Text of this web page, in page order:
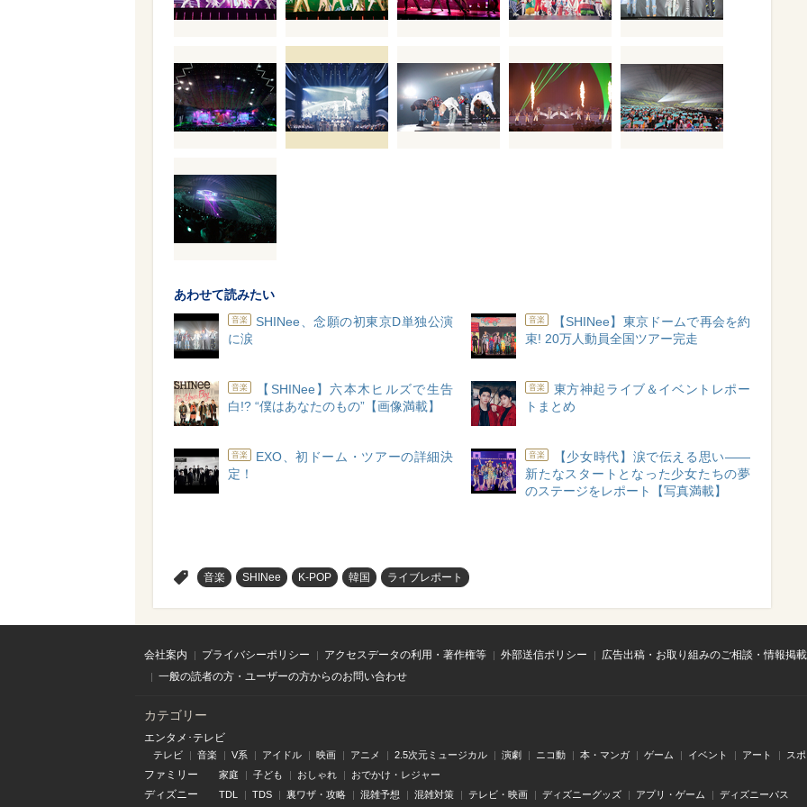
あわせて読みたい
音楽
SHINee、念願の初東京D単独公演
に涙
音楽
【SHINee】東京ドームで再会を約
束! 20万人動員全国ツアー完走
音楽
【SHINee】六本木ヒルズで生告
白!? “僕はあなたのもの”【画像満載】
音楽
東方神起ライブ＆イベントレポー
トまとめ
音楽
EXO、初ドーム・ツアーの詳細決
定！
音楽
【少女時代】涙で伝える思い――
新たなスタートとなった少女たちの夢
のステージをレポート【写真満載】
音楽 SHINee K-POP 韓国 ライブレポート
会社案内 プライバシーポリシー アクセスデータの利用・著作権等 外部送信ポリシー
広告出稿・お取り組みのご相談・情報掲
一般の読者の方・ユーザーの方からのお問い合わせ
カテゴリー
エンタメ･テレビ
テレビ 音楽 V系 アイドル 映画 アニメ 2.5次元ミュージカル 演劇 ニコ動 本・マンガ ゲーム イベント アート ス
ファミリー 家庭 子ども おしゃれ おでかけ・レジャー
ディズニー TDL TDS 裏ワザ・攻略 混雑予想 混雑対策 テレビ・映画 ディズニーグッズ アプリ・ゲーム ディズニーパス